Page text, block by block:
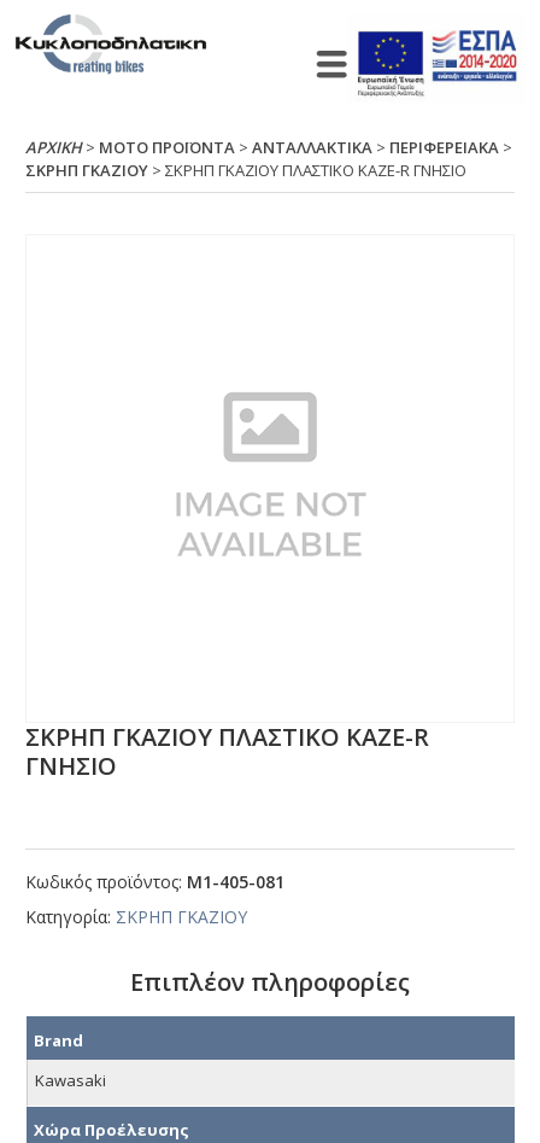
ΑΡΧΙΚΉ> ΜΟΤΟ ΠΡΟΪΟΝΤΑ >ΑΝΤΑΛΛΑΚΤΙΚΑ > ΠΕΡΙΦΕΡΕΙΑΚΑ >
ΣΚΡΗΠ ΓΚΑΖΙΟΥ > ΣΚΡΗΠ ΓΚΑΖΙΟΥ ΠΛΑΣΤΙΚΟ ΚΑΖΕ-R ΓΝΗΣΙΟ
ΣΚΡΗΠ ΓΚΑΖΙΟΥ ΠΛΑΣΤΙΚΟ ΚΑΖΕ-R
ΓΝΗΣΙΟ
Κωδικός προϊόντος: Μ1-405-081
Κατηγορία: ΣΚΡΗΠ ΓΚΑΖΙΟΥ
Επιπλέον πληροφορίες
Brand
Kawasaki
Χώρα Προέλευσης